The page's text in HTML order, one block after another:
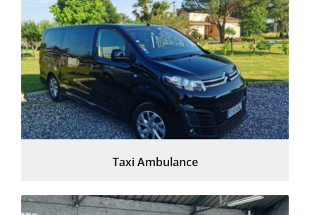
Taxi Ambulance